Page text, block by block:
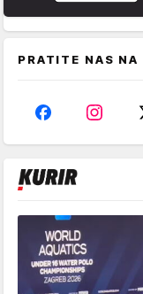
PRATITE NAS NA